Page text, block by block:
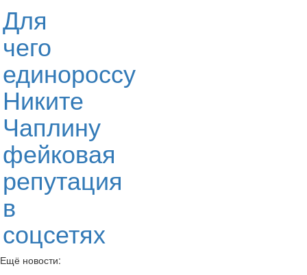
Для
чего
единороссу
Никите
Чаплину
фейковая
репутация
в
соцсетях
Ещё новости: